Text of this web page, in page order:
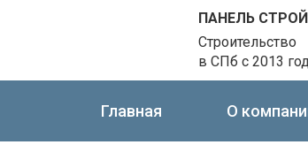
ПАНЕЛЬ СТРОЙ
Строительство
в СПб с 2013
Главная О